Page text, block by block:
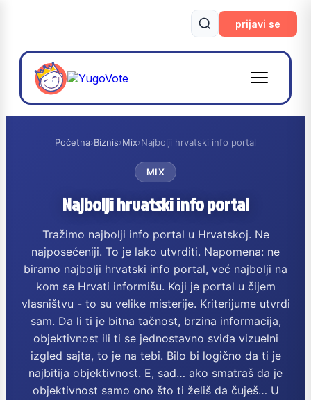
prijavi se
Početna›Biznis›Mix›Najbolji hrvatski info portal
MIX
Najbolji hrvatski info portal
Tražimo najbolji info portal u Hrvatskoj. Ne
najposećeniji. To je lako utvrditi. Napomena: ne
biramo najbolji hrvatski info portal, već najbolji na
kom se Hrvati informišu. Koji je portal u čijem
vlasništvu - to su velike misterije. Kriterijume utvrdi
sam. Da li ti je bitna tačnost, brzina informacija,
objektivnost ili ti se jednostavno sviđa vizuelni
izgled sajta, to je na tebi. Bilo bi logično da ti je
najbitija objektivnost. E, sad… ako smatraš da je
objektivnost samo ono što ti želiš da čuješ… U